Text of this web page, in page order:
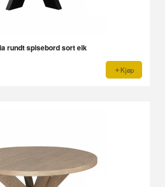
rundt spisebord sort eik
Kjøp